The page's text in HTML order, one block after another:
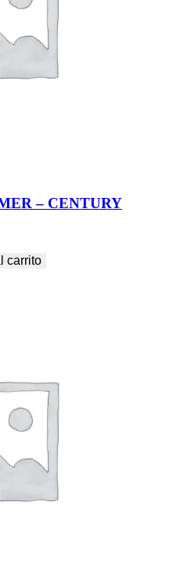
– CENTURY
carrito